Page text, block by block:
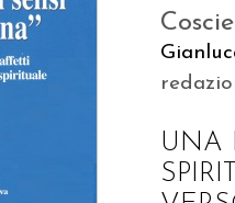
UNA